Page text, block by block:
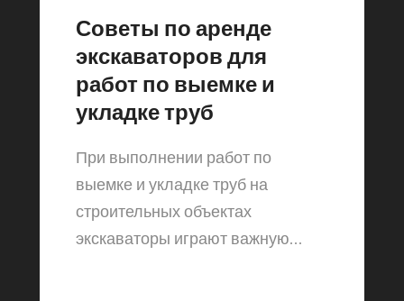
Советы по аренде
экскаваторов для
работ по выемке и
укладке труб
При выполнении работ по
выемке и укладке труб на
строительных объектах
экскаваторы играют важную…